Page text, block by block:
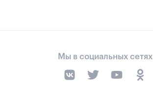
Мы в социальных сетях